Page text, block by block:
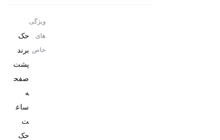
ویژگی
های
خاص
حک
برند
پشت
صفح
ه
ساع
حک